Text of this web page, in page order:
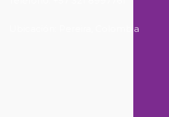
Ubicación: Pereira, Colombia